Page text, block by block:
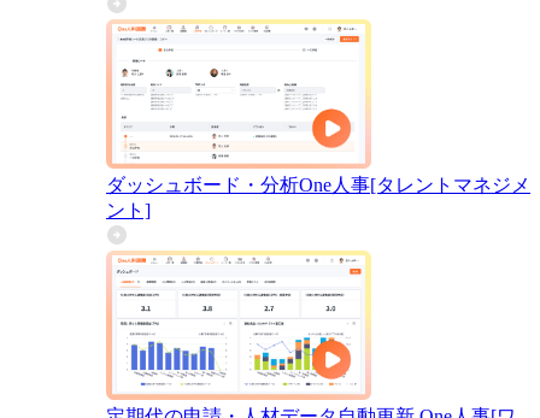
ダッシュボード・分析One人事[タレントマネジメ
ント]